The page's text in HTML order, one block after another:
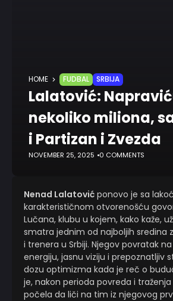
HOME FUDBAL SRBIJA
Lalatović:
nekoliko miliona,
i Partizan i Zvezda
NOVEMBER 25, 2025 0 COMMENTS
Nenad Lalatović ponovo je sa
karakterističnom otvorenošću
Lučana, klubu u kojem, kako kaže,
smatra jednim od najboljih sredina
i trenera u Srbiji. Njegov povratak
energiju, jasnu viziju i prepoznatljiv
dozu optimizma kada je reč o
je, nakon perioda povreda i
počela da liči na tim iz njegovog